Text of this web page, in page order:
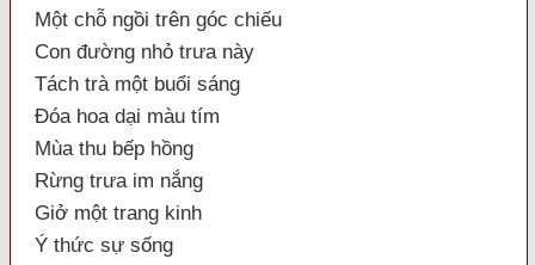
Một chỗ ngồi trên góc chiếu
Con đường nhỏ trưa này
Tách trà một buổi sáng
Đóa hoa dại màu tím
Mùa thu bếp hồng
Rừng trưa im nắng
Giở một trang kinh
Ý thức sự sống